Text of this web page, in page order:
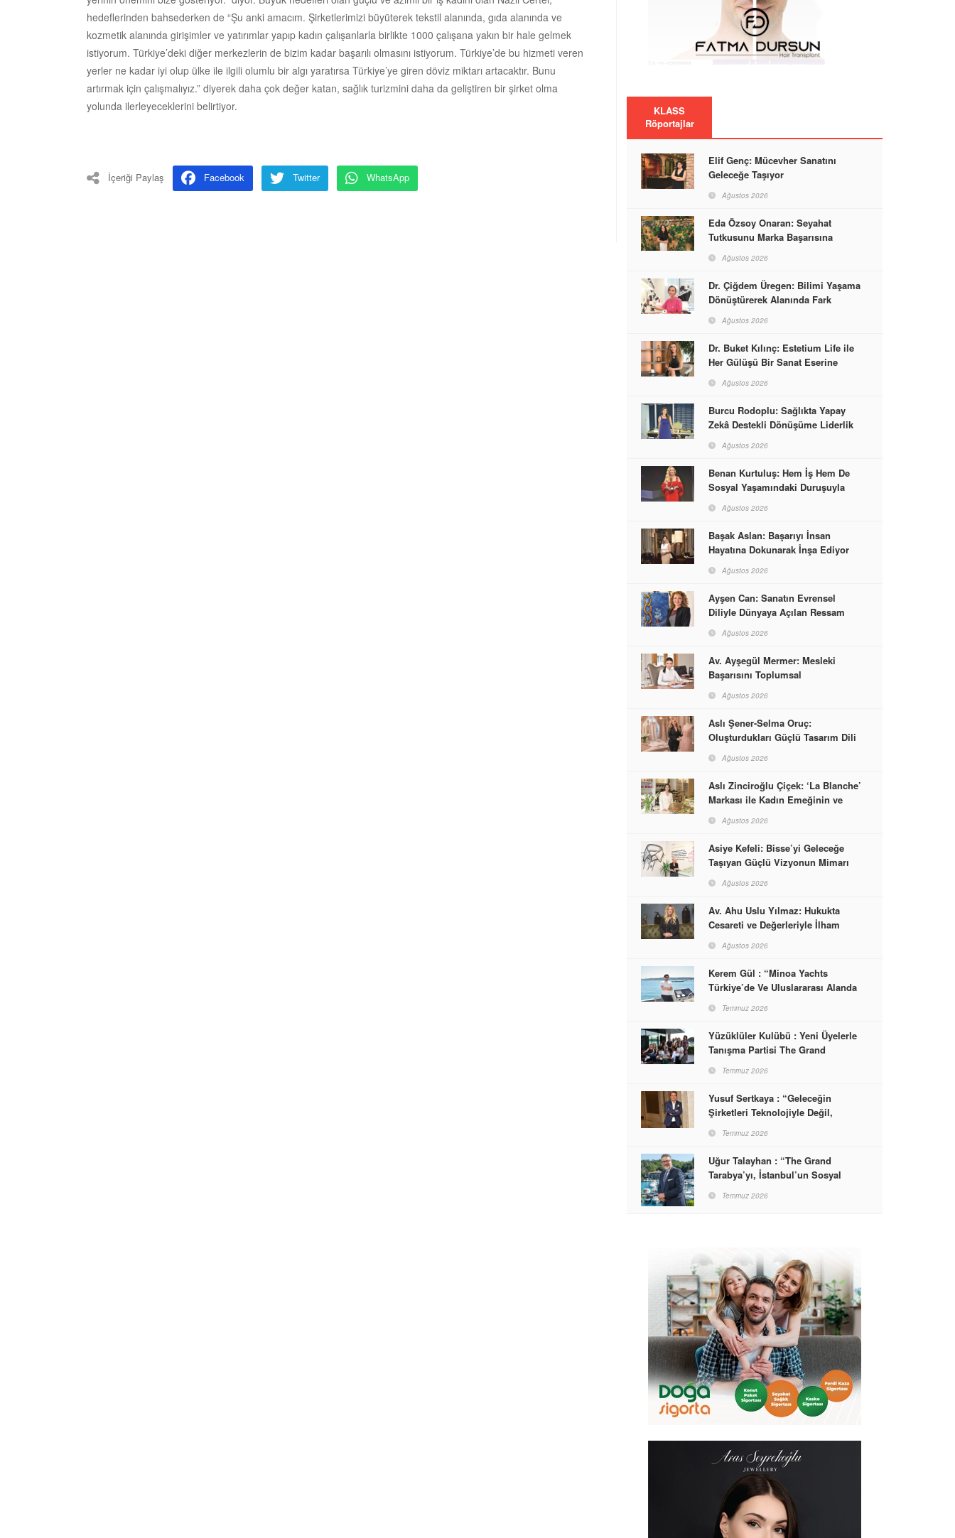
hedeflerinden bahsederken de “Şu anki amacım. Şirketlerimizi büyüterek tekstil alanında, gıda alanında ve
kozmetik alanında girişimler ve yatırımlar yapıp kadın çalışanlarla birlikte 1000 çalışana yakın bir hale gelmek
istiyorum. Türkiye’deki diğer merkezlerin de bizim kadar başarılı olmasını istiyorum. Türkiye’de bu hizmeti veren
yerler ne kadar iyi olup ülke ile ilgili olumlu bir algı yaratırsa Türkiye’ye giren döviz miktarı artacaktır. Bunu
artırmak için çalışmalıyız.” diyerek daha çok değer katan, sağlık turizmini daha da geliştiren bir şirket olma
yolunda ilerleyeceklerini belirtiyor.
İçeriği Paylaş Facebook Twitter WhatsApp
KLASS
Röportajlar
Elif Genç: Mücevher Sanatını
Geleceğe Taşıyor
Ağustos 2026
Eda Özsoy Onaran: Seyahat
Tutkusunu Marka Başarısına
Ağustos 2026
Dr. Çiğdem Üregen: Bilimi Yaşama
Dönüştürerek Alanında Fark
Ağustos 2026
Dr. Buket Kılınç: Estetium Life ile
Her Gülüşü Bir Sanat Eserine
Ağustos 2026
Burcu Rodoplu: Sağlıkta Yapay
Zekâ Destekli Dönüşüme Liderlik
Ağustos 2026
Benan Kurtuluş: Hem İş Hem De
Sosyal Yaşamındaki Duruşuyla
Ağustos 2026
Başak Aslan: Başarıyı İnsan
Hayatına Dokunarak İnşa Ediyor
Ağustos 2026
Ayşen Can: Sanatın Evrensel
Diliyle Dünyaya Açılan Ressam
Ağustos 2026
Av. Ayşegül Mermer: Mesleki
Başarısını Toplumsal
Ağustos 2026
Aslı Şener-Selma Oruç:
Oluşturdukları Güçlü Tasarım Dili
Dünyasına İmzalarını Attılar
Ağustos 2026
Aslı Zinciroğlu Çiçek: ‘La Blanche’
Markası ile Kadın Emeğinin ve
Başarabileceğinin En Güzel
Örneğini Sunuyor
Ağustos 2026
Asiye Kefeli: Bisse’yi Geleceğe
Taşıyan Güçlü Vizyonun Mimarı
Ağustos 2026
Av. Ahu Uslu Yılmaz: Hukukta
Cesareti ve Değerleriyle İlham
Ağustos 2026
Kerem Gül : “Minoa Yachts
Türkiye’de Ve Uluslararası Alanda
Markası Olacak”
Temmuz 2026
Yüzüklüler Kulübü : Yeni Üyelerle
Tanışma Partisi The Grand
Temmuz 2026
Yusuf Sertkaya : “Geleceğin
Şirketleri Teknolojiyle Değil,
Temmuz 2026
Uğur Talayhan : “The Grand
Tarabya’yı, İstanbul’un Sosyal
Destinasyon Haline Getirmeyi
Temmuz 2026